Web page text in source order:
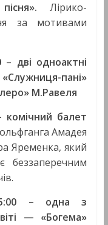
пісня».Лірико-
за мотивами
– дві одноактні
пані»
М.Равеля
комічний балет
Амадея
Яременка, який
беззаперечним
:00 – одна з
— «Богема»